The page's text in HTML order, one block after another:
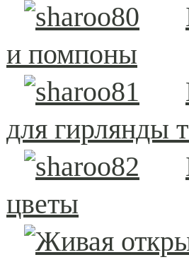
и помпоны
для гирлянды
цветы